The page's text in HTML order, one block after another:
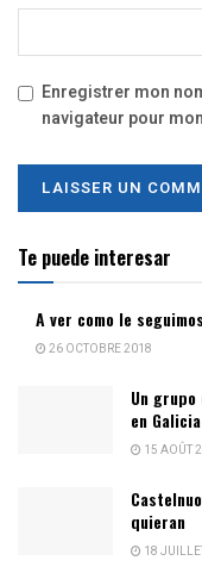
Enregistrer mon
navigateur pour
Te puede interesar
A ver como le
26 OCTOBRE 2018
Un
en
15 AOÛT
quieran
18